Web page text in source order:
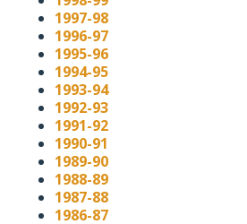
1997-98
1996-97
1995-96
1994-95
1993-94
1992-93
1991-92
1990-91
1989-90
1988-89
1987-88
1986-87